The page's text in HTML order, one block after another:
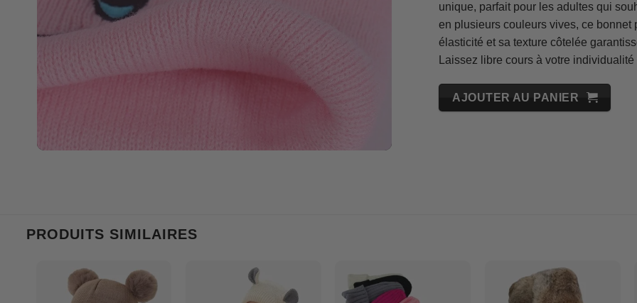
unique, parfait pour les adultes qui
en plusieurs couleurs vives, ce
élasticité et sa texture côtelée
Laissez libre cours à votre
AJOUTER AU PANIER
PRODUITS SIMILAIRES